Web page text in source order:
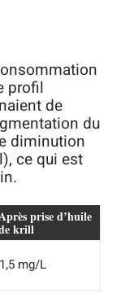
profil
de
du
diminution
ce qui est
prise d’huile
krill
1,5 mg/L